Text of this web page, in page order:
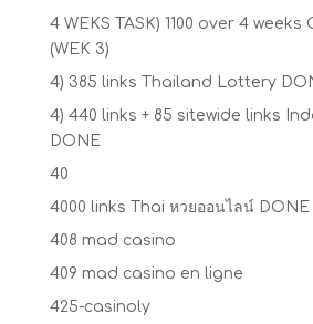
4 WEKS TASK) 1100 over 4
(WEK 3)
4) 385 links Thailand Lottery
4) 440 links + 85 sitewide links
DONE
40
4000 links Thai หวยออนไลน์ DONE
408 mad casino
409 mad casino en ligne
425-casinoly